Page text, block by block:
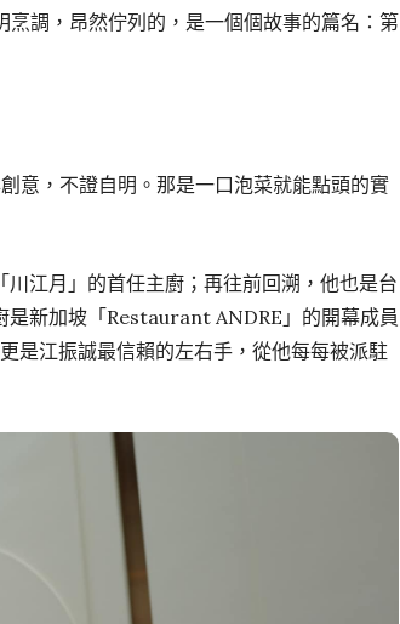
調，昂然佇列的，是一個個故事的篇名：第
意，不證自明。那是一口泡菜就能點頭的實
江月」的首任主廚；再往前回溯，他也是台
新加坡「Restaurant ANDRE」的開幕成員
是江振誠最信賴的左右手，從他每每被派駐